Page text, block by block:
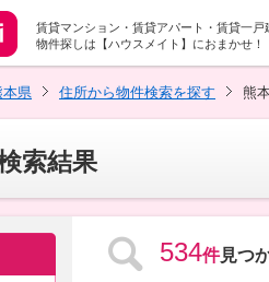
賃貸マンション・賃貸アパート・賃貸一戸
物件探しは【ハウスメイト】におまかせ！
本県 住所から物件検索を探す 熊
索結果
534件見つ